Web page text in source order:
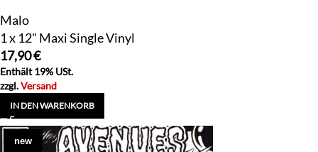
Malo
1 x 12" Maxi Single Vinyl
17,90€
Enthält 19% USt.
zzgl.Versand
IN DEN WARENKORB
new